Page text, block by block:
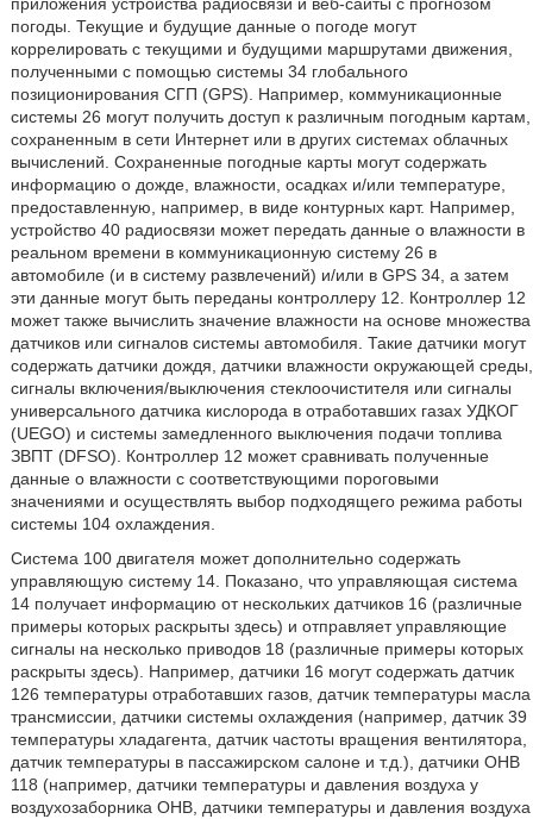
погоды. Текущие и будущие данные о погоде могут
коррелировать с текущими и будущими маршрутами движения,
полученными с помощью системы 34 глобального
позиционирования СГП (GPS). Например, коммуникационные
системы 26 могут получить доступ к различным погодным картам,
сохраненным в сети Интернет или в других системах облачных
вычислений. Сохраненные погодные карты могут содержать
информацию о дожде, влажности, осадках и/или температуре,
предоставленную, например, в виде контурных карт. Например,
устройство 40 радиосвязи может передать данные о влажности в
реальном времени в коммуникационную систему 26 в
автомобиле (и в систему развлечений) и/или в GPS 34, а затем
эти данные могут быть переданы контроллеру 12. Контроллер 12
может также вычислить значение влажности на основе множества
датчиков или сигналов системы автомобиля. Такие датчики могут
содержать датчики дождя, датчики влажности окружающей среды,
сигналы включения/выключения стеклоочистителя или сигналы
универсального датчика кислорода в отработавших газах УДКОГ
(UEGO) и системы замедленного выключения подачи топлива
ЗВПТ (DFSO). Контроллер 12 может сравнивать полученные
данные о влажности с соответствующими пороговыми
значениями и осуществлять выбор подходящего режима работы
системы 104 охлаждения.
Система 100 двигателя может дополнительно содержать
управляющую систему 14. Показано, что управляющая система
14 получает информацию от нескольких датчиков 16 (различные
примеры которых раскрыты здесь) и отправляет управляющие
сигналы на несколько приводов 18 (различные примеры которых
раскрыты здесь). Например, датчики 16 могут содержать датчик
126 температуры отработавших газов, датчик температуры масла
трансмиссии, датчики системы охлаждения (например, датчик 39
температуры хладагента, датчик частоты вращения вентилятора,
датчик температуры в пассажирском салоне и т.д.), датчики ОНВ
118 (например, датчики температуры и давления воздуха у
воздухозаборника ОНВ, датчики температуры и давления воздуха